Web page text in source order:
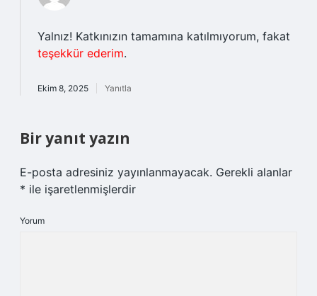
Yalnız! Katkınızın tamamına katılmıyorum, fakat
teşekkür ederim.
Ekim 8, 2025 Yanıtla
Bir yanıt yazın
E-posta adresiniz yayınlanmayacak. Gerekli alanlar
* ile işaretlenmişlerdir
Yorum